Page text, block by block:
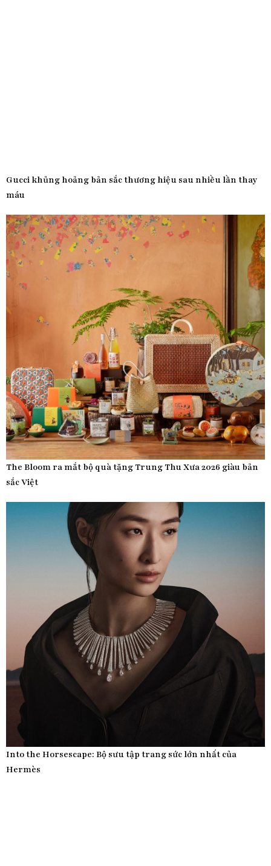
Gucci khủng hoảng bản sắc thương hiệu sau nhiều lần thay
máu
The Bloom ra mắt bộ quà tặng Trung Thu Xưa 2026 giàu bản
sắc Việt
Into the Horsescape: Bộ sưu tập trang sức lớn nhất của
Hermès